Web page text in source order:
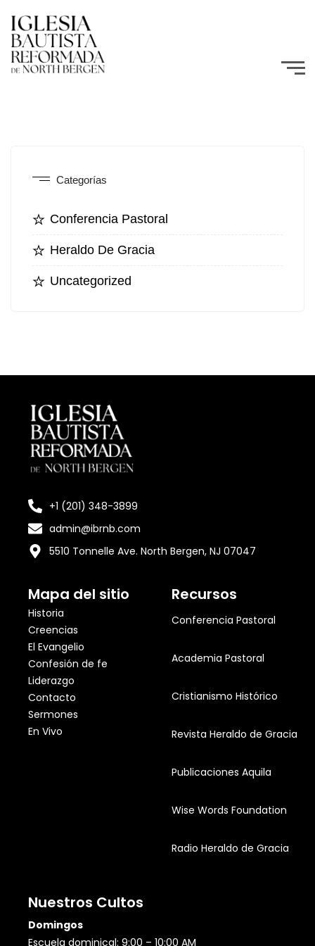
Categorías
Conferencia Pastoral
Heraldo De Gracia
Uncategorized
+1 (201) 348-3899
admin@ibrnb.com
5510 Tonnelle Ave. North Bergen, NJ 07047
Mapa del sitio
Historia
Creencias
El Evangelio
Confesión de fe
Liderazgo
Contacto
Sermones
En Vivo
Recursos
Conferencia Pastoral
Academia Pastoral
Cristianismo Histórico
Revista Heraldo de Gracia
Publicaciones Aquila
Wise Words Foundation
Radio Heraldo de Gracia
Nuestros Cultos
Domingos
Escuela dominical: 9:00 – 10:00 AM